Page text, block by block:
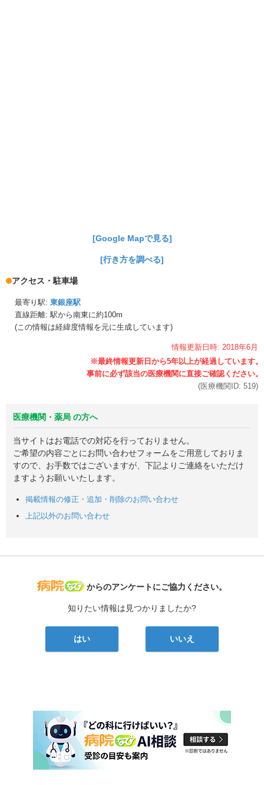
[Google Mapで見る]
[行き方を調べる]
アクセス・駐車場
最寄り駅: 東銀座駅
直線距離: 駅から南東に約100m
(この情報は経緯度情報を元に生成しています)
情報更新日時: 2018年6月
(医療機関ID: 519)
医療機関・薬局 の方へ
当サイトはお電話での対応を行っておりません。
ご希望の内容ごとにお問い合わせフォームをご用意しておりま
すので、お手数ではございますが、下記よりご連絡をいただけ
ますようお願いいたします。
掲載情報の修正・追加・削除のお問い合わせ
上記以外のお問い合わせ
病院なび
からのアンケートにご協力ください。
知りたい情報は見つかりましたか?
はい いいえ